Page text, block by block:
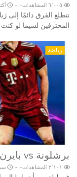
- أكتوبر
تتطلع الفرق دائمًا إلى
المحترفين لسيما لو
رياضة
برشلونة vs بايرن ميونخ 2021
- سبتمبر